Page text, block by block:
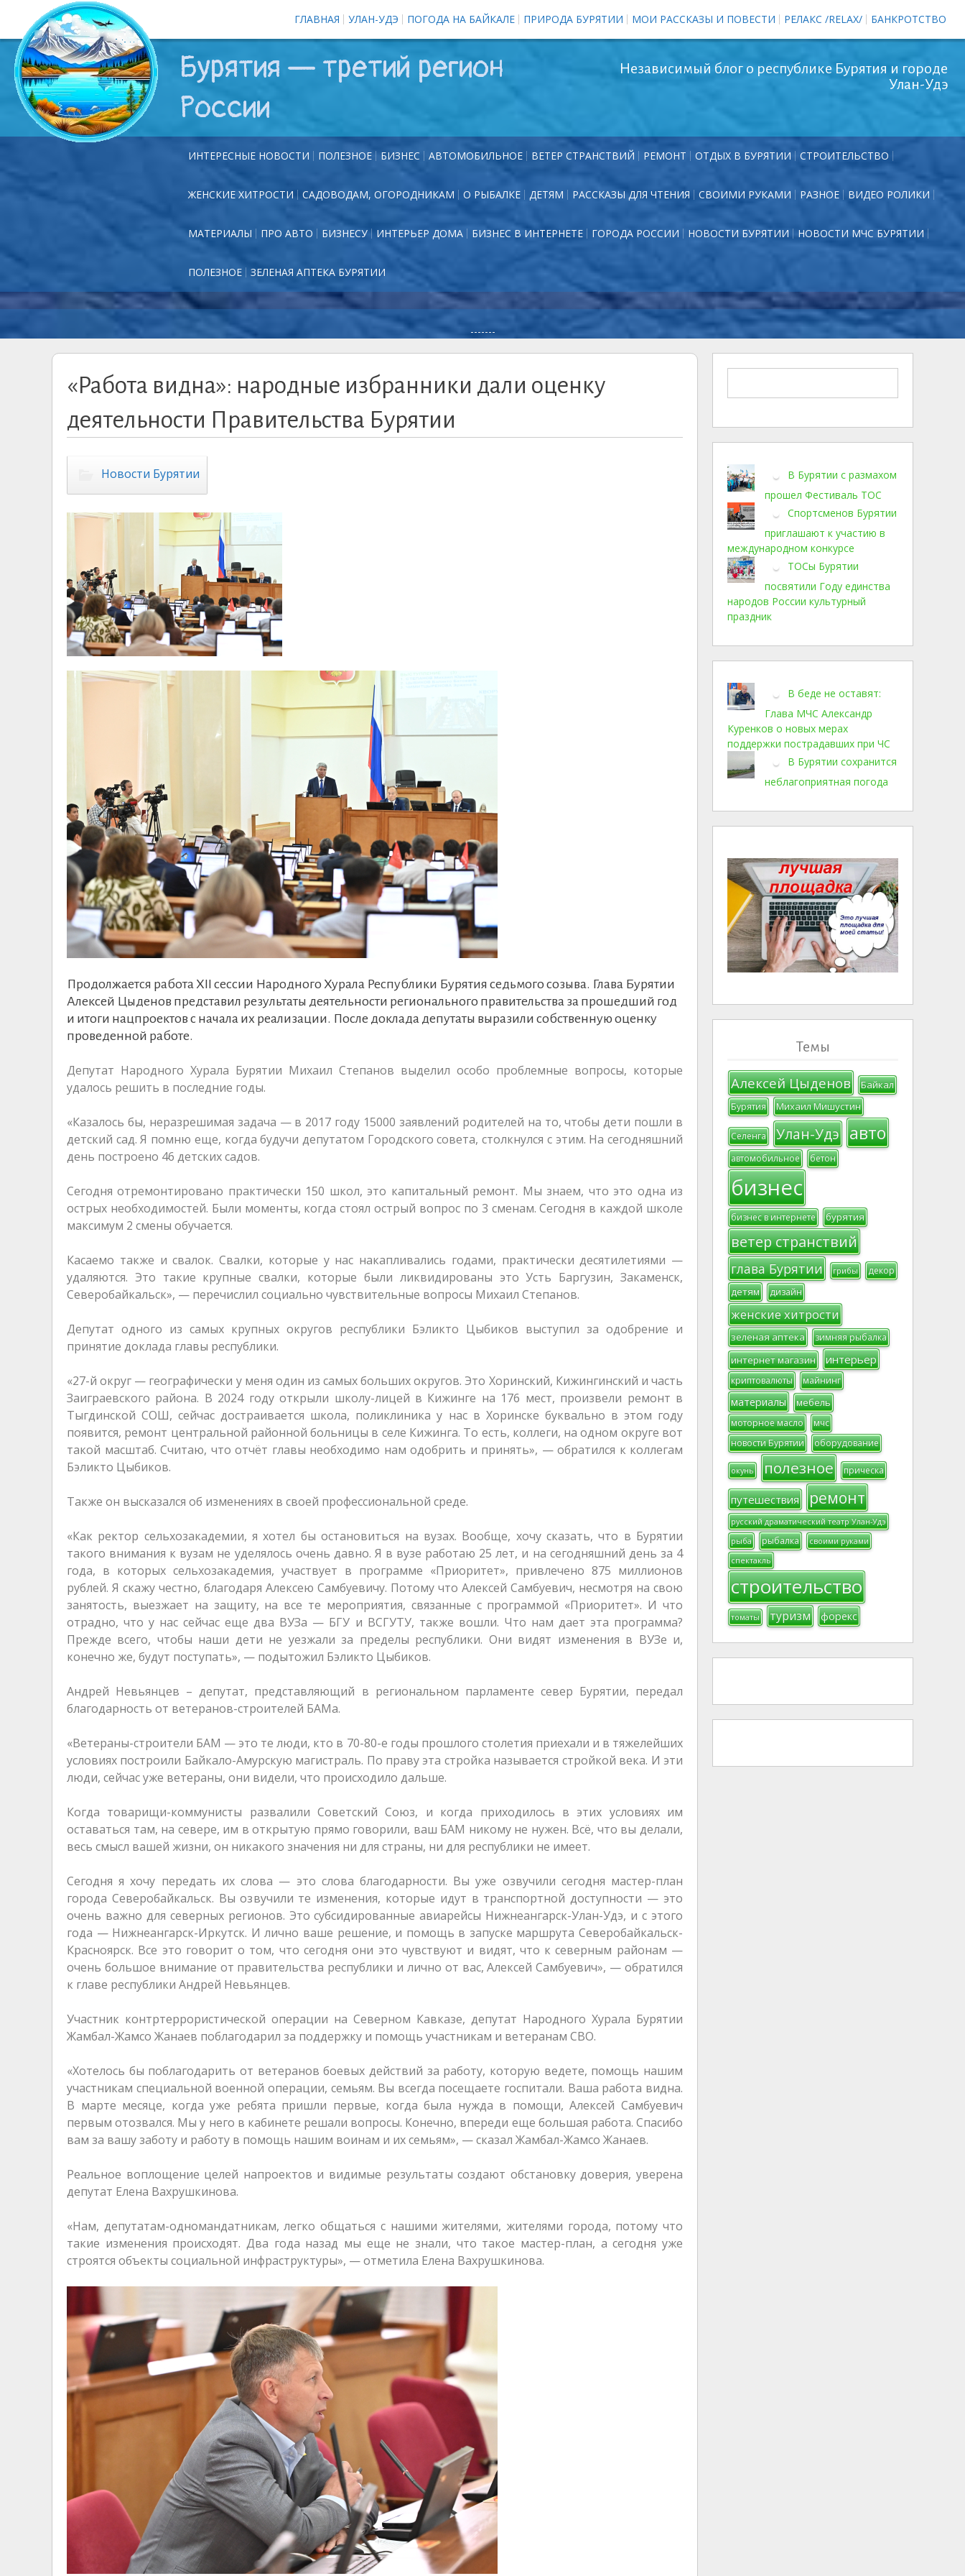
ГЛАВНАЯ УЛАН-УДЭ ПОГОДА НА БАЙКАЛЕ ПРИРОДА БУРЯТИИ МОИ РАССКАЗЫ И ПОВЕСТИ РЕЛАКС /RELAX/ БАНКРОТСТВО
Бурятия — третий регион
России
Независимый блог о республике Бурятия и городе
Улан-Удэ
ИНТЕРЕСНЫЕ НОВОСТИ ПОЛЕЗНОЕ БИЗНЕС АВТОМОБИЛЬНОЕ ВЕТЕР СТРАНСТВИЙ РЕМОНТ ОТДЫХ В БУРЯТИИ СТРОИТЕЛЬСТВО
ЖЕНСКИЕ ХИТРОСТИ САДОВОДАМ, ОГОРОДНИКАМ О РЫБАЛКЕ ДЕТЯМ РАССКАЗЫ ДЛЯ ЧТЕНИЯ СВОИМИ РУКАМИ РАЗНОЕ ВИДЕО РОЛИКИ
МАТЕРИАЛЫ ПРО АВТО БИЗНЕСУ ИНТЕРЬЕР ДОМА БИЗНЕС В ИНТЕРНЕТЕ ГОРОДА РОССИИ НОВОСТИ БУРЯТИИ НОВОСТИ МЧС БУРЯТИИ
ПОЛЕЗНОЕ ЗЕЛЕНАЯ АПТЕКА БУРЯТИИ
-------
«Работа видна»: народные избранники дали оценку
деятельности Правительства Бурятии
Новости Бурятии
Продолжается работа XII сессии Народного Хурала Республики Бурятия седьмого созыва. Глава Бурятии
Алексей Цыденов представил результаты деятельности регионального правительства за прошедший год
и итоги нацпроектов с начала их реализации. После доклада депутаты выразили собственную оценку
проведенной работе.
Депутат Народного Хурала Бурятии Михаил Степанов выделил особо проблемные вопросы, которые
удалось решить в последние годы.
«Казалось бы, неразрешимая задача — в 2017 году 15000 заявлений родителей на то, чтобы дети пошли в
детский сад. Я помню еще, когда будучи депутатом Городского совета, столкнулся с этим. На сегодняшний
день построено 46 детских садов.
Сегодня отремонтировано практически 150 школ, это капитальный ремонт. Мы знаем, что это одна из
острых необходимостей. Были моменты, когда стоял острый вопрос по 3 сменам. Сегодня в каждой школе
максимум 2 смены обучается.
Касаемо также и свалок. Свалки, которые у нас накапливались годами, практически десятилетиями —
удаляются. Это такие крупные свалки, которые были ликвидированы это Усть Баргузин, Закаменск,
Северобайкальск», — перечислил социально чувствительные вопросы Михаил Степанов.
Депутат одного из самых крупных округов республики Бэликто Цыбиков выступил за одобрение и
принятие доклада главы республики.
«27-й округ — географически у меня один из самых больших округов. Это Хоринский, Кижингинский и часть
Заиграевского района. В 2024 году открыли школу-лицей в Кижинге на 176 мест, произвели ремонт в
Тыгдинской СОШ, сейчас достраивается школа, поликлиника у нас в Хоринске буквально в этом году
появится, ремонт центральной районной больницы в селе Кижинга. То есть, коллеги, на одном округе вот
такой масштаб. Считаю, что отчёт главы необходимо нам одобрить и принять», — обратился к коллегам
Бэликто Цыбиков.
Также он высказался об изменениях в своей профессиональной среде.
«Как ректор сельхозакадемии, я хотел бы остановиться на вузах. Вообще, хочу сказать, что в Бурятии
такого внимания к вузам не уделялось очень давно. Я в вузе работаю 25 лет, и на сегодняшний день за 4
года, в которых сельхозакадемия, участвует в программе «Приоритет», привлечено 875 миллионов
рублей. Я скажу честно, благодаря Алексею Самбуевичу. Потому что Алексей Самбуевич, несмотря на свою
занятость, выезжает на защиту, на все те мероприятия, связанные с программой «Приоритет». И что
отрадно, что у нас сейчас еще два ВУЗа — БГУ и ВСГУТУ, также вошли. Что нам дает эта программа?
Прежде всего, чтобы наши дети не уезжали за пределы республики. Они видят изменения в ВУЗе и,
конечно же, будут поступать», — подытожил Бэликто Цыбиков.
Андрей Невьянцев – депутат, представляющий в региональном парламенте север Бурятии, передал
благодарность от ветеранов-строителей БАМа.
«Ветераны-строители БАМ — это те люди, кто в 70-80-е годы прошлого столетия приехали и в тяжелейших
условиях построили Байкало-Амурскую магистраль. По праву эта стройка называется стройкой века. И эти
люди, сейчас уже ветераны, они видели, что происходило дальше.
Когда товарищи-коммунисты развалили Советский Союз, и когда приходилось в этих условиях им
оставаться там, на севере, им в открытую прямо говорили, ваш БАМ никому не нужен. Всё, что вы делали,
весь смысл вашей жизни, он никакого значения ни для страны, ни для республики не имеет.
Сегодня я хочу передать их слова — это слова благодарности. Вы уже озвучили сегодня мастер-план
города Северобайкальск. Вы озвучили те изменения, которые идут в транспортной доступности — это
очень важно для северных регионов. Это субсидированные авиарейсы Нижнеангарск-Улан-Удэ, и с этого
года — Нижнеангарск-Иркутск. И лично ваше решение, и помощь в запуске маршрута Северобайкальск-
Красноярск. Все это говорит о том, что сегодня они это чувствуют и видят, что к северным районам —
очень большое внимание от правительства республики и лично от вас, Алексей Самбуевич», — обратился
к главе республики Андрей Невьянцев.
Участник контртеррористической операции на Северном Кавказе, депутат Народного Хурала Бурятии
Жамбал-Жамсо Жанаев поблагодарил за поддержку и помощь участникам и ветеранам СВО.
«Хотелось бы поблагодарить от ветеранов боевых действий за работу, которую ведете, помощь нашим
участникам специальной военной операции, семьям. Вы всегда посещаете госпитали. Ваша работа видна.
В марте месяце, когда уже ребята пришли первые, когда была нужда в помощи, Алексей Самбуевич
первым отозвался. Мы у него в кабинете решали вопросы. Конечно, впереди еще большая работа. Спасибо
вам за вашу заботу и работу в помощь нашим воинам и их семьям», — сказал Жамбал-Жамсо Жанаев.
Реальное воплощение целей напроектов и видимые результаты создают обстановку доверия, уверена
депутат Елена Вахрушкинова.
«Нам, депутатам-одномандатникам, легко общаться с нашими жителями, жителями города, потому что
такие изменения происходят. Два года назад мы еще не знали, что такое мастер-план, а сегодня уже
строятся объекты социальной инфраструктуры», — отметила Елена Вахрушкинова.
В Бурятии с размахом
прошел Фестиваль ТОС
Спортсменов Бурятии
приглашают к участию в
международном конкурсе
ТОСы Бурятии
посвятили Году единства
народов России культурный
праздник
В беде не оставят:
Глава МЧС Александр
Куренков о новых мерах
поддержки пострадавших при ЧС
В Бурятии сохранится
неблагоприятная погода
Темы
Алексей Цыденов Байкал
Бурятия Михаил Мишустин
Селенга Улан-Удэ авто
автомобильное бетон
бизнес
бизнес в интернете бурятия
ветер странствий
глава Бурятии грибы декор
детям дизайн
женские хитрости
зеленая аптека зимняя рыбалка
интернет магазин интерьер
криптовалюты майнинг
материалы мебель
моторное масло
мчс
новости Бурятии
оборудование
окунь полезное прическа
путешествия ремонт
русский драматический театр Улан-Удэ
рыба
рыбалка
своими руками
спектакль
строительство
томаты туризм форекс